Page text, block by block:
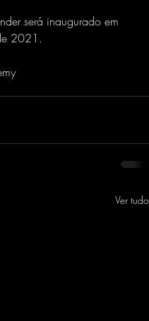
será inaugurado em
2021.
Ver tudo